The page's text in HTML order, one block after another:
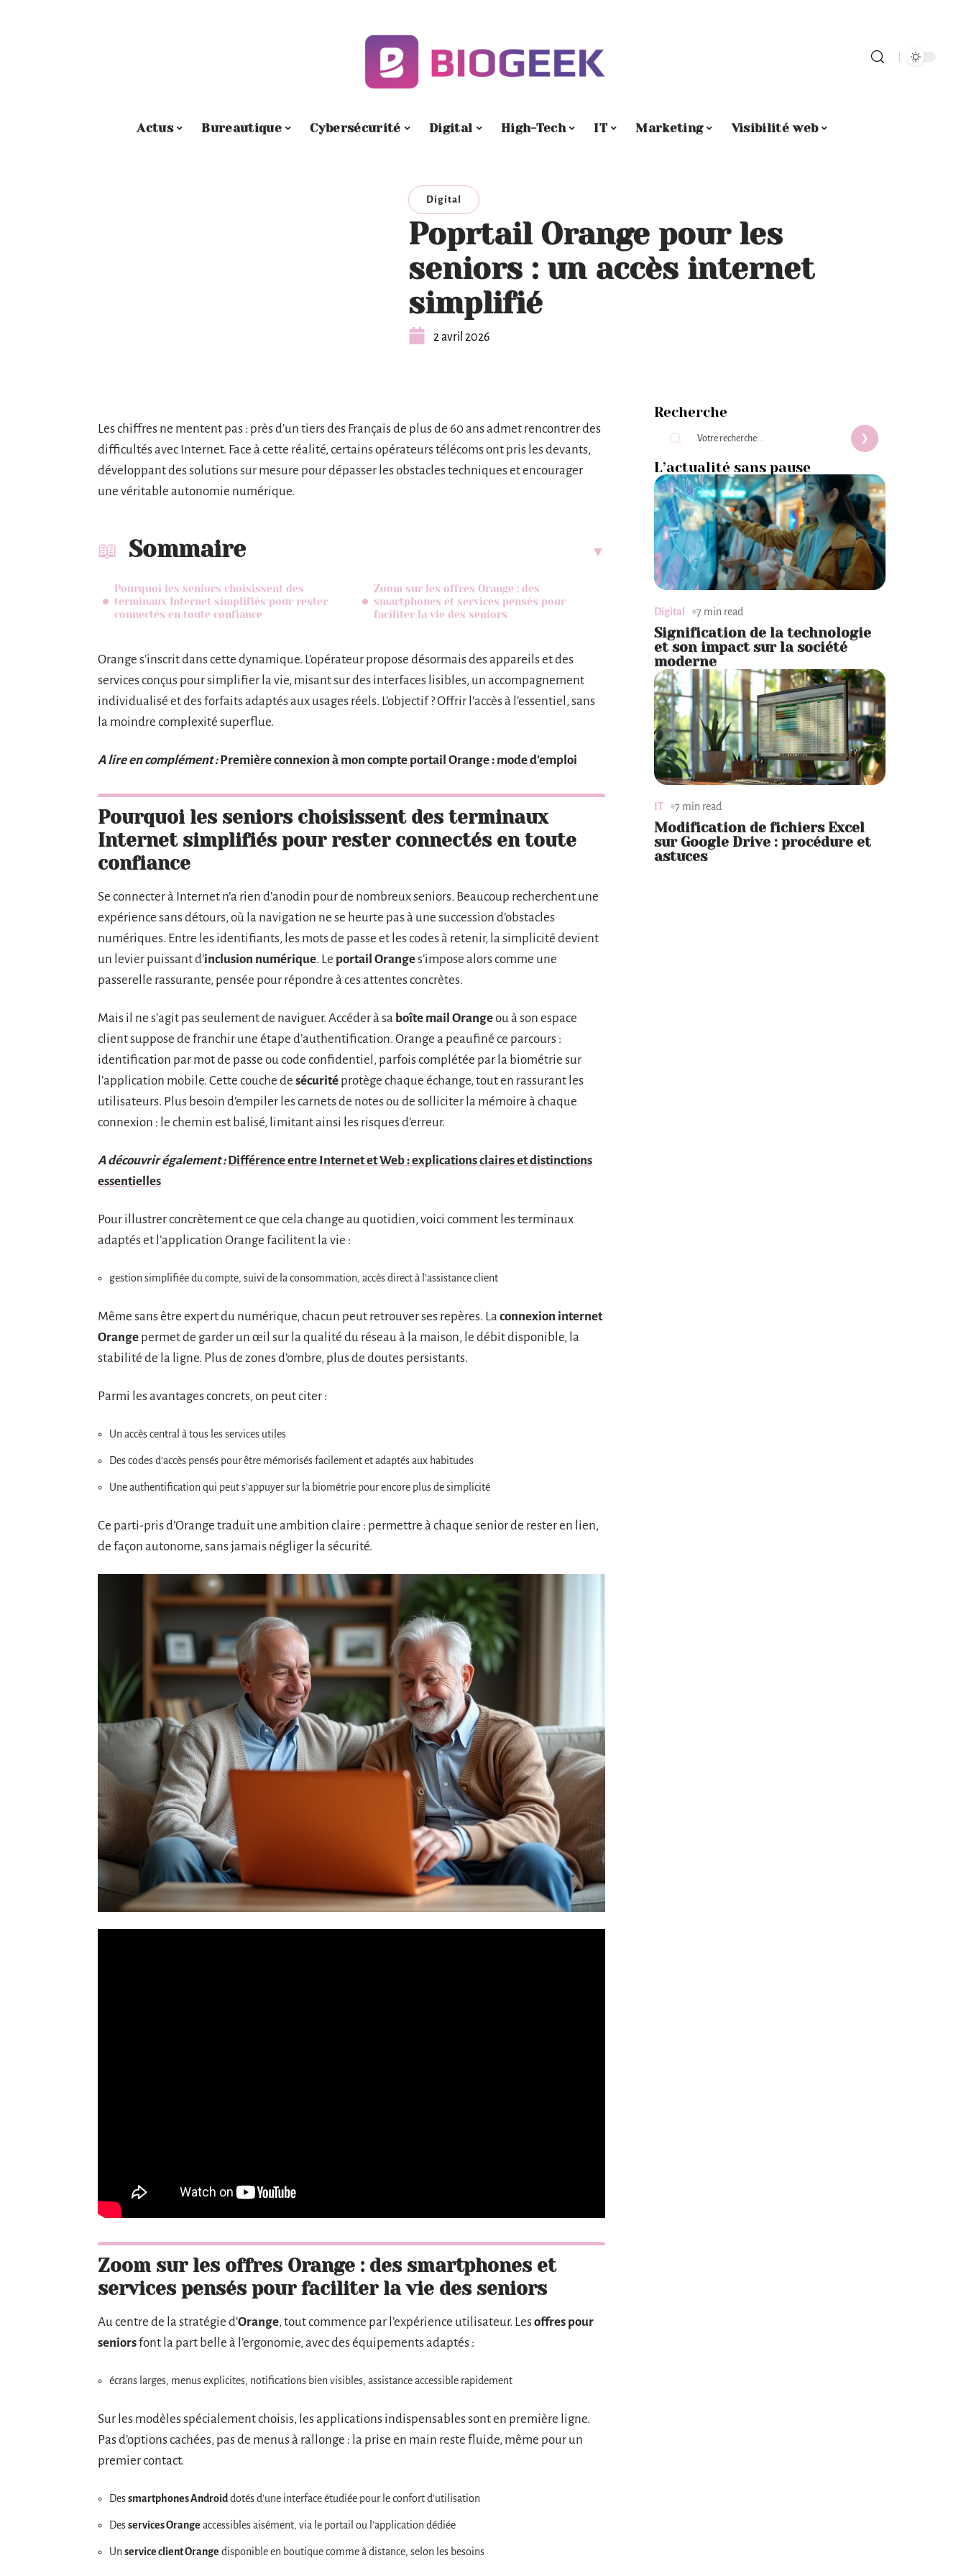
Actus Bureautique Cybersécurité Digital High-Tech IT Marketing Visibilité web
Digital
Poprtail Orange pour les
seniors : un accès internet
simplifié
2 avril 2026
Les chiffres ne mentent pas : près d’un tiers des Français de plus de 60 ans admet rencontrer des
difficultés avec Internet. Face à cette réalité, certains opérateurs télécoms ont pris les devants,
développant des solutions sur mesure pour dépasser les obstacles techniques et encourager
une véritable autonomie numérique.
Sommaire
Pourquoi les seniors choisissent des
terminaux Internet simplifiés pour rester
connectés en toute confiance
Zoom sur les offres Orange : des
smartphones et services pensés pour
faciliter la vie des seniors
Orange s’inscrit dans cette dynamique. L’opérateur propose désormais des appareils et des
services conçus pour simplifier la vie, misant sur des interfaces lisibles, un accompagnement
individualisé et des forfaits adaptés aux usages réels. L’objectif ? Offrir l’accès à l’essentiel, sans
la moindre complexité superflue.
A lire en complément : Première connexion à mon compte portail Orange : mode d'emploi
Pourquoi les seniors choisissent des terminaux
Internet simplifiés pour rester connectés en toute
confiance
Se connecter à Internet n’a rien d’anodin pour de nombreux seniors. Beaucoup recherchent une
expérience sans détours, où la navigation ne se heurte pas à une succession d’obstacles
numériques. Entre les identifiants, les mots de passe et les codes à retenir, la simplicité devient
un levier puissant d’inclusion numérique. Le portail Oranges’impose alors comme une
passerelle rassurante, pensée pour répondre à ces attentes concrètes.
Mais il ne s’agit pas seulement de naviguer. Accéder à sa boîte mail Orangeou à son espace
client suppose de franchir une étape d’authentification. Orange a peaufiné ce parcours :
identification par mot de passe ou code confidentiel, parfois complétée par la biométrie sur
l’application mobile. Cette couche de sécurité protège chaque échange, tout en rassurant les
utilisateurs. Plus besoin d’empiler les carnets de notes ou de solliciter la mémoire à chaque
connexion : le chemin est balisé, limitant ainsi les risques d’erreur.
A découvrir également : Différence entre Internet et Web : explications claires et distinctions
essentielles
Pour illustrer concrètement ce que cela change au quotidien, voici comment les terminaux
adaptés et l’application Orange facilitent la vie :
gestion simplifiée du compte, suivi de la consommation, accès direct à l’assistance client
Même sans être expert du numérique, chacun peut retrouver ses repères. La connexion internet
Orange permet de garder un œil sur la qualité du réseau à la maison, le débit disponible, la
stabilité de la ligne. Plus de zones d’ombre, plus de doutes persistants.
Parmi les avantages concrets, on peut citer :
Un accès central à tous les services utiles
Des codes d’accès pensés pour être mémorisés facilement et adaptés aux habitudes
Une authentification qui peut s’appuyer sur la biométrie pour encore plus de simplicité
Ce parti-pris d’Orange traduit une ambition claire : permettre à chaque senior de rester en lien,
de façon autonome, sans jamais négliger la sécurité.
Zoom sur les offres Orange : des smartphones et
services pensés pour faciliter la vie des seniors
Au centre de la stratégie d’Orange, tout commence par l’expérience utilisateur. Lesoffres pour
seniorsfont la part belle à l’ergonomie, avec des équipements adaptés :
écrans larges, menus explicites, notifications bien visibles, assistance accessible rapidement
Sur les modèles spécialement choisis, les applications indispensables sont en première ligne.
Pas d’options cachées, pas de menus à rallonge : la prise en main reste fluide, même pour un
premier contact.
Dessmartphones Androiddotés d’une interface étudiée pour le confort d’utilisation
Desservices Orange accessibles aisément, via le portail ou l’application dédiée
Un service client Orange disponible en boutique comme à distance, selon les besoins
Recherche
L’actualité sans pause
Digital 7 min read
Signification de la technologie
et son impact sur la société
moderne
IT 7 min read
Modification de fichiers Excel
sur Google Drive : procédure et
astuces